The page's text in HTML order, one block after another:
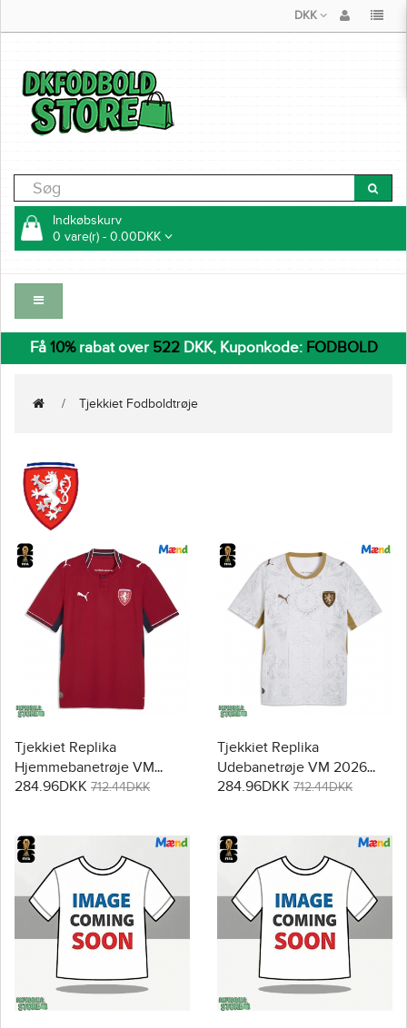
DKK
Indkøbskurv
0 vare(r) - 0.00DKK
Få 10%rabat over 522DKK, Kuponkode: FODBOLD
Tjekkiet Fodboldtrøje
Tjekkiet Replika
Hjemmebanetrøje VM
2026 Kortærmet
284.96DKK 712.44DKK
Tjekkiet Replika
Udebanetrøje VM 2026
Kortærmet
284.96DKK 712.44DKK